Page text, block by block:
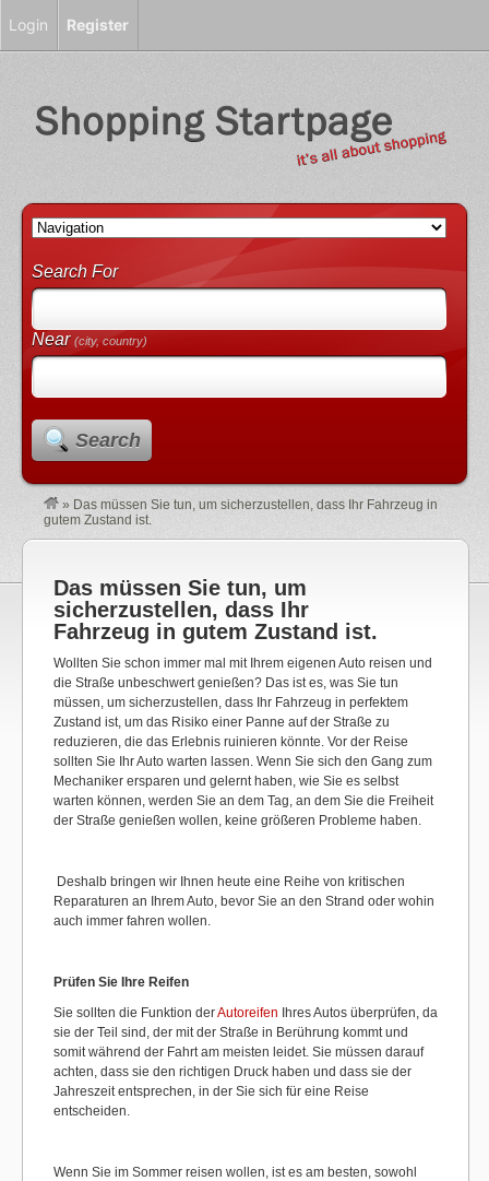
Search For
Near(city, country)
Search
» Das müssen Sie tun, um sicherzustellen, dass Ihr Fahrzeug in
gutem Zustand ist.
Das müssen Sie tun, um
sicherzustellen, dass Ihr
Fahrzeug in gutem Zustand ist.
Wollten Sie schon immer mal mit Ihrem eigenen Auto reisen und
die Straße unbeschwert genießen? Das ist es, was Sie tun
müssen, um sicherzustellen, dass Ihr Fahrzeug in perfektem
Zustand ist, um das Risiko einer Panne auf der Straße zu
reduzieren, die das Erlebnis ruinieren könnte. Vor der Reise
sollten Sie Ihr Auto warten lassen. Wenn Sie sich den Gang zum
Mechaniker ersparen und gelernt haben, wie Sie es selbst
warten können, werden Sie an dem Tag, an dem Sie die Freiheit
der Straße genießen wollen, keine größeren Probleme haben.
Deshalb bringen wir Ihnen heute eine Reihe von kritischen
Reparaturen an Ihrem Auto, bevor Sie an den Strand oder wohin
auch immer fahren wollen.
Prüfen Sie Ihre Reifen
Sie sollten die Funktion derAutoreifen Ihres Autos überprüfen, da
sie der Teil sind, der mit der Straße in Berührung kommt und
somit während der Fahrt am meisten leidet. Sie müssen darauf
achten, dass sie den richtigen Druck haben und dass sie der
Jahreszeit entsprechen, in der Sie sich für eine Reise
entscheiden.
Wenn Sie im Sommer reisen wollen, ist es am besten, sowohl
Login Register